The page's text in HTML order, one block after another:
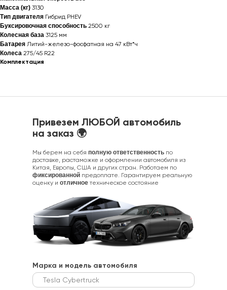
Масса (кг) 3130
Тип двигателя Гибрид PHEV
Буксировочная способность 2500 кг
Колесная база 3125 мм
Батарея Литий-железо-фосфатная на 47 кВт*ч
Колеса 275/45 R22
Комплектация
Привезем ЛЮБОЙ автомобиль
на заказ 🌍
Мы берем на себя полную ответственность по
доставке, растаможке и оформлении автомобиля из
Китая, Европы, США и других стран. Работаем по
фиксированной предоплате. Гарантируем реальную
оценку и отличное техническое состояние
Марка и модель автомобиля